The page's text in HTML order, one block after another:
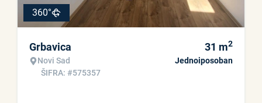
360°
Grbavica
Novi Sad
ŠIFRA: #575357
31 m2
Jednoiposoban